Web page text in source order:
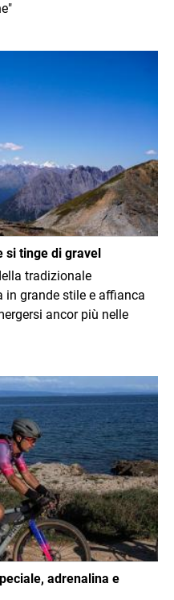
si tinge di gravel
tradizionale
grande stile e affianca
ancor più nelle
adrenalina e